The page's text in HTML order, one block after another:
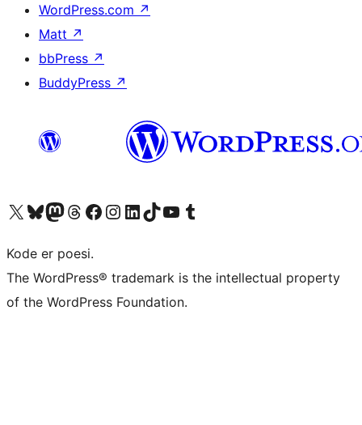
WordPress.com ↗
Matt ↗
bbPress ↗
BuddyPress ↗
Besøg vores X (tidligere Twitter) konto
Besøg vores Bluesky-konto
Besøg vores Mastodon konto
Besøg vores Threads-konto
Besøg vores Facebook sideBesøg vores Instagram konto
Besøg vores LinkedIn konto
Besøg vores TikTok-konto
Besøg vores YouTube-kanalBesøg vores Tumblr-konto
Kode er poesi.
The WordPress® trademark is the intellectual property
of the WordPress Foundation.